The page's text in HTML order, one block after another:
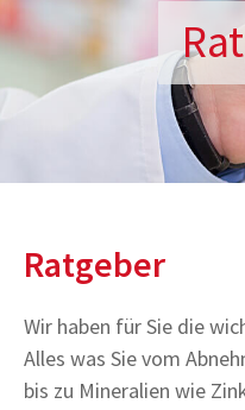
Ratgeber
Wir haben für Sie die
Alles was Sie vom
bis zu Mineralien wie